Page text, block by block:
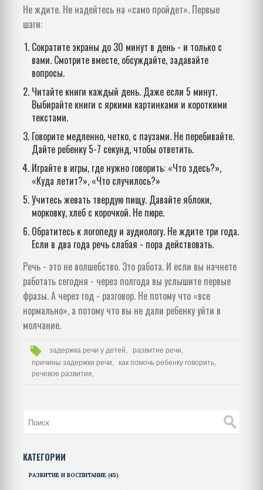
Не ждите. Не надейтесь на «само пройдет». Первые
шаги:
Сократите экраны до 30 минут в день - и только с
вами. Смотрите вместе, обсуждайте, задавайте
вопросы.
Читайте книги каждый день. Даже если 5 минут.
Выбирайте книги с яркими картинками и короткими
текстами.
Говорите медленно, четко, с паузами. Не перебивайте.
Дайте ребенку 5-7 секунд, чтобы ответить.
Играйте в игры, где нужно говорить: «Что здесь?»,
«Куда летит?», «Что случилось?»
Учитесь жевать твердую пищу. Давайте яблоки,
морковку, хлеб с корочкой. Не пюре.
Обратитесь к логопеду и аудиологу. Не ждите три года.
Если в два года речь слабая - пора действовать.
Речь - это не волшебство. Это работа. И если вы начнете
работать сегодня - через полгода вы услышите первые
фразы. А через год - разговор. Не потому что «все
нормально», а потому что вы не дали ребенку уйти в
молчание.
задержка речи у детей,
развитие речи,
причины задержки речи,
как помочь ребенку говорить,
речевое развитие,
КАТЕГОРИИ
РАЗВИТИЕ И ВОСПИТАНИЕ (45)